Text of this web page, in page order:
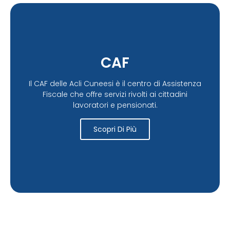
CAF
Il CAF delle Acli Cuneesi è il centro di Assistenza
Fiscale che offre servizi rivolti ai cittadini
lavoratori e pensionati.
Scopri Di Più